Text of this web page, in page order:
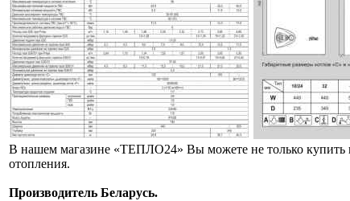
В нашем магазине «ТЕПЛО24» Вы можете не только купить
отопления.
Производитель Беларусь.